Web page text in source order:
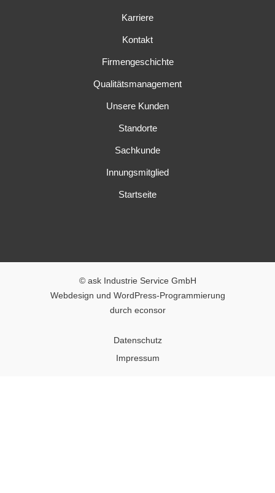
Karriere
Kontakt
Firmengeschichte
Qualitätsmanagement
Unsere Kunden
Standorte
Sachkunde
Innungsmitglied
Startseite
© ask Industrie Service GmbH
Webdesign und WordPress-Programmierung
durch econsor
Datenschutz
Impressum